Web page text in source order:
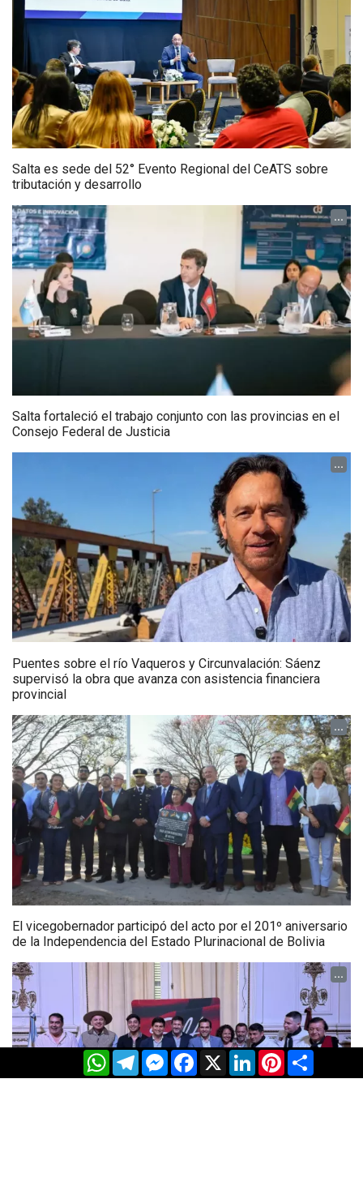
Salta es sede del 52° Evento Regional del CeATS sobre
tributación y desarrollo
...
Salta fortaleció el trabajo conjunto con las provincias en el
Consejo Federal de Justicia
...
Puentes sobre el río Vaqueros y Circunvalación: Sáenz
supervisó la obra que avanza con asistencia financiera
provincial
...
El vicegobernador participó del acto por el 201º aniversario
de la Independencia del Estado Plurinacional de Bolivia
...
WhatsAppTelegramMessenger
Facebook
X LinkedInPinterest